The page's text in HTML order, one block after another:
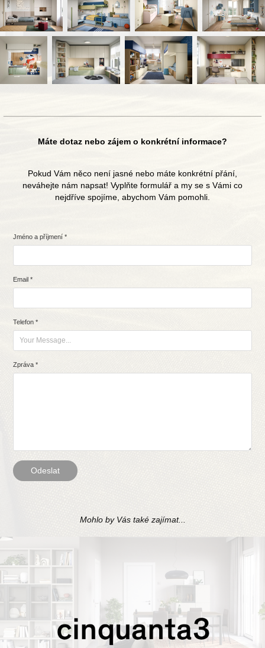
Máte dotaz nebo zájem o konkrétní informace?
Pokud Vám něco není jasné nebo máte konkrétní přání,
neváhejte nám napsat! Vyplňte formulář a my se s Vámi co
nejdříve spojíme, abychom Vám pomohli.
Jméno a příjmení *
Email *
Telefon *
Zpráva *
Odeslat
Mohlo by Vás také zajímat...